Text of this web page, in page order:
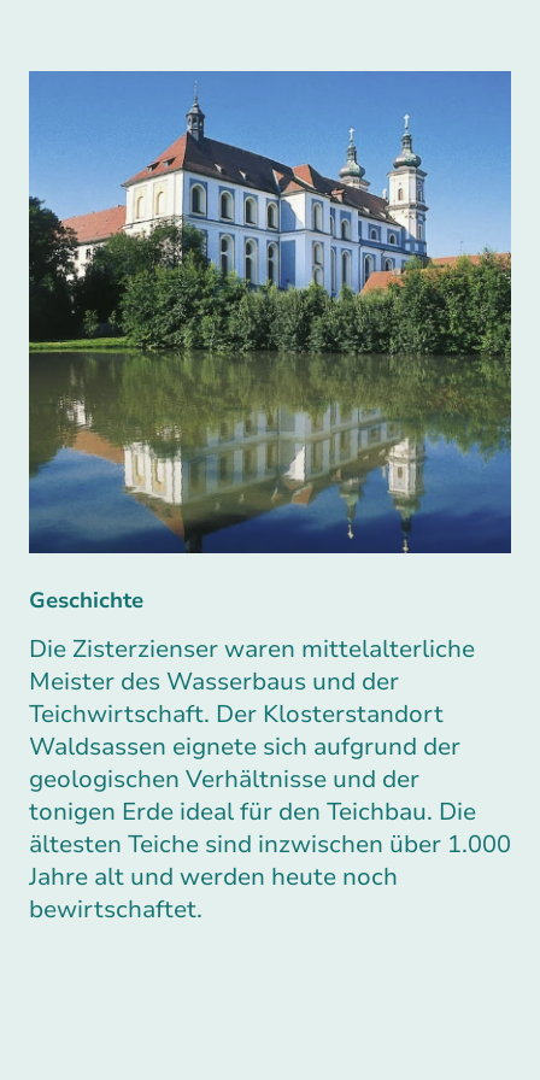
Geschichte
Die Zisterzienser waren mittelalterliche
Meister des Wasserbaus und der
Teichwirtschaft. Der Klosterstandort
Waldsassen eignete sich aufgrund der
geologischen Verhältnisse und der
tonigen Erde ideal für den Teichbau. Die
ältesten Teiche sind inzwischen über 1.000
Jahre alt und werden heute noch
bewirtschaftet.